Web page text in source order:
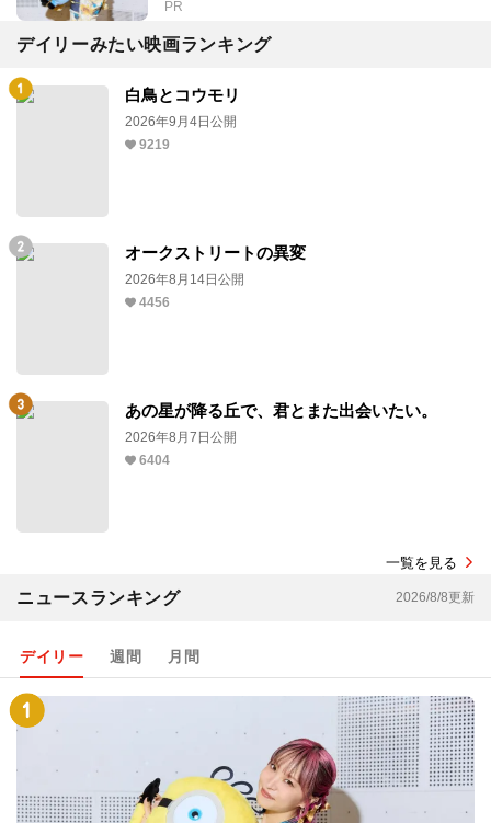
PR
デイリーみたい映画ランキング
白鳥とコウモリ
2026年9月4日公開
9219
オークストリートの異変
2026年8月14日公開
4456
あの星が降る丘で、君とまた出会いたい。
2026年8月7日公開
6404
一覧を見る
ニュースランキング 2026/8/8更新
デイリー 週間 月間